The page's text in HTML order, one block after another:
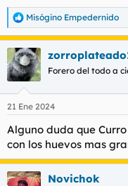
R
e
a
c
c
i
e
:
Misógino Empedernido
Forero del todo a
21 Ene 2024
Alguno duda que
con los huevos mas
Novichok